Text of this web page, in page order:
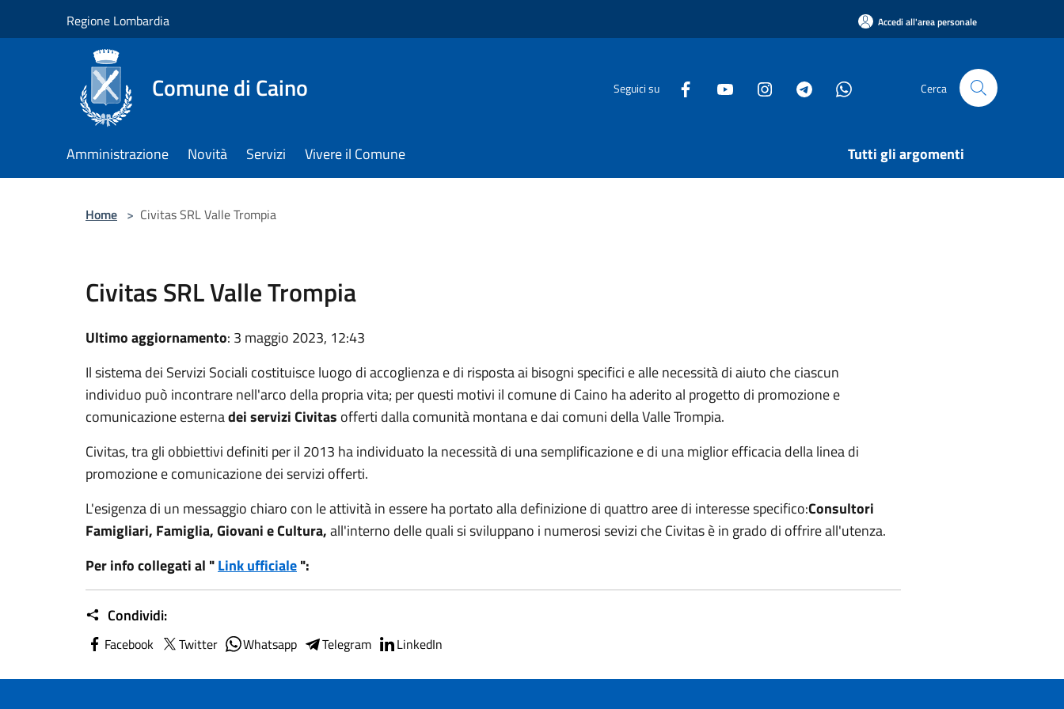
Regione Lombardia Accedi all'area personale
Comune di Caino Seguici su Cerca
Amministrazione Novità Servizi Vivere il Comune Tutti gli argomenti
Home > Civitas SRL Valle Trompia
Civitas SRL Valle Trompia
Ultimo aggiornamento: 3 maggio 2023, 12:43
Il sistema dei Servizi Sociali costituisce luogo di accoglienza e di risposta ai bisogni specifici e alle necessità di aiuto che ciascun
individuo può incontrare nell'arco della propria vita; per questi motivi il comune di Caino ha aderito al progetto di promozione e
comunicazione esternadei servizi Civitas offerti dalla comunità montana e dai comuni della Valle Trompia.
Civitas, tra gli obbiettivi definiti per il 2013 ha individuato la necessità di una semplificazione e di una miglior efficacia della linea di
promozione e comunicazione dei servizi offerti.
L'esigenza di un messaggio chiaro con le attività in essere ha portato alla definizione di quattro aree di interesse specifico:Consultori
Famigliari, Famiglia, Giovani e Cultura,all'interno delle quali si sviluppano i numerosi sevizi che Civitas è in grado di offrire all'utenza.
Per info collegati al "Link ufficiale":
Condividi:
Facebook Twitter Whatsapp Telegram LinkedIn